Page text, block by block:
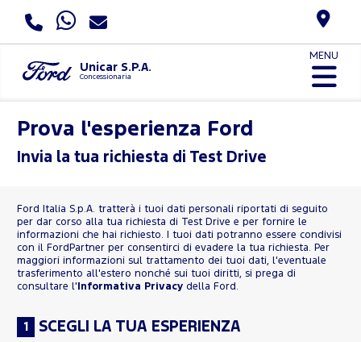
Unicar S.P.A.
Concessionaria
MENU
Prova l'esperienza Ford
Invia la tua richiesta di Test Drive
Ford Italia S.p.A. tratterà i tuoi dati personali riportati di seguito
per dar corso alla tua richiesta di Test Drive e per fornire le
informazioni che hai richiesto. I tuoi dati potranno essere condivisi
con il FordPartner per consentirci di evadere la tua richiesta. Per
maggiori informazioni sul trattamento dei tuoi dati, l'eventuale
trasferimento all'estero nonché sui tuoi diritti, si prega di
consultare l' Informativa Privacy della Ford.
SCEGLI LA TUA ESPERIENZA